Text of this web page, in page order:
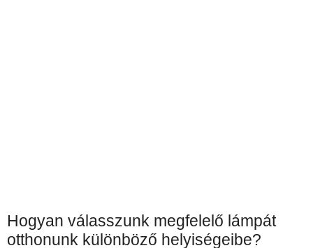
Hogyan válasszunk megfelelő lámpát
otthonunk különböző helyiségeibe?